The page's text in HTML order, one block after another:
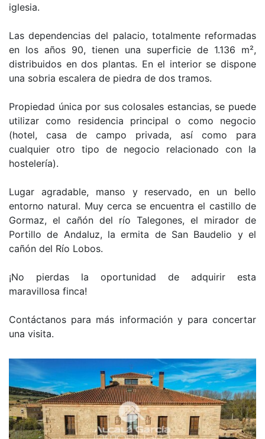
iglesia.
Las dependencias del palacio, totalmente reformadas
en los años 90, tienen una superficie de 1.136 m²,
distribuidos en dos plantas. En el interior se dispone
una sobria escalera de piedra de dos tramos.
Propiedad única por sus colosales estancias, se puede
utilizar como residencia principal o como negocio
(hotel, casa de campo privada, así como para
cualquier otro tipo de negocio relacionado con la
hostelería).
Lugar agradable, manso y reservado, en un bello
entorno natural. Muy cerca se encuentra el castillo de
Gormaz, el cañón del río Talegones, el mirador de
Portillo de Andaluz, la ermita de San Baudelio y el
cañón del Río Lobos.
¡No pierdas la oportunidad de adquirir esta
maravillosa finca!
Contáctanos para más información y para concertar
una visita.